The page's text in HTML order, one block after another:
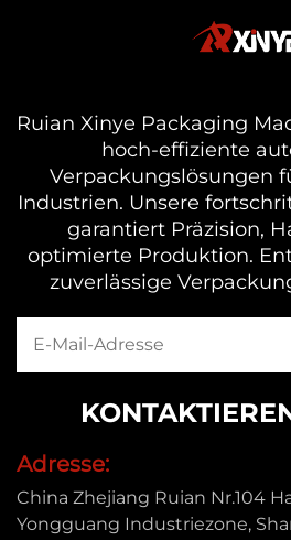
Ruian Xinye Packaging
hoch-effiziente
Verpackungslösungen
Industrien. Unsere
garantiert Präzision,
optimierte Produktion.
zuverlässige
Adresse:
China Zhejiang Ruian Nr.104
Yongguang Industriezone,